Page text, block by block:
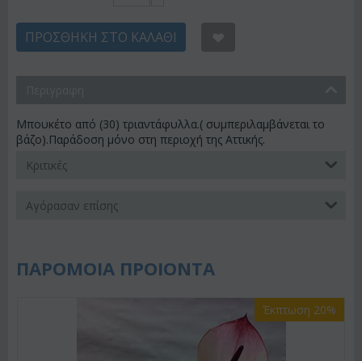
ΠΡΟΣΘΉΚΗ ΣΤΟ ΚΑΛΆΘΙ
Μπουκέτο από (30) τριαντάφυλλα.( συμπεριλαμβάνεται το
βάζο).Παράδοση μόνο στη περιοχή της Αττικής.
Κριτικές
Αγόρασαν επίσης
ΠΑΡΟΜΟΙΑ ΠΡΟΙΟΝΤΑ
Έκπτωση 20%